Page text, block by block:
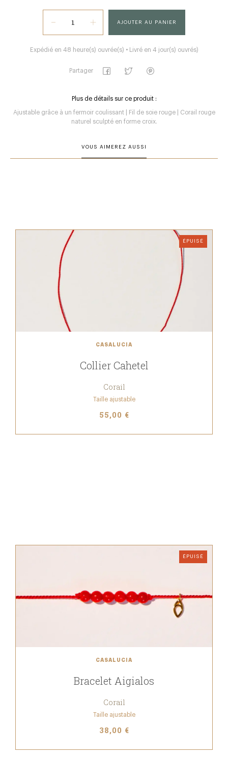
AJOUTER AU PANIER
Expédié en 48 heure(s) ouvrée(s) • Livré en 4 jour(s) ouvrés)
Partager
Plus de détails sur ce produit :
Ajustable grâce à un fermoir coulissant | Fil de soie rouge | Corail rouge
naturel sculpté en forme croix.
VOUS AIMEREZ AUSSI
ÉPUISÉ
CASALUCIA
Collier Cahetel
Corail
Taille ajustable
55,00 €
ÉPUISÉ
CASALUCIA
Bracelet Aigialos
Corail
Taille ajustable
38,00 €